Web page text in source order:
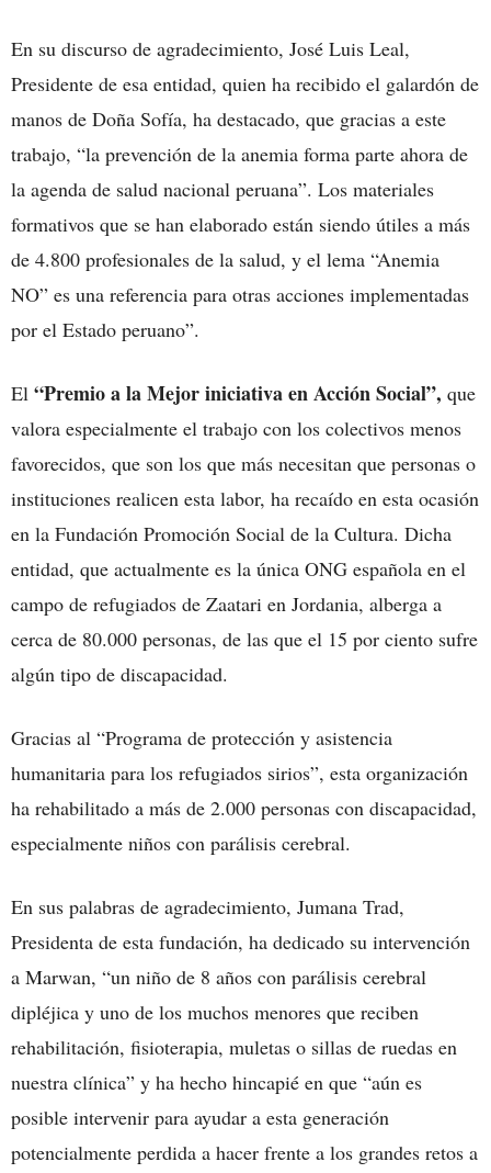
En su discurso de agradecimiento, José Luis Leal,
Presidente de esa entidad, quien ha recibido el galardón de
manos de Doña Sofía, ha destacado, que gracias a este
trabajo, “la prevención de la anemia forma parte ahora de
la agenda de salud nacional peruana”. Los materiales
formativos que se han elaborado están siendo útiles a más
de 4.800 profesionales de la salud, y el lema “Anemia
NO” es una referencia para otras acciones implementadas
por el Estado peruano”.
El “Premio a la Mejor iniciativa en Acción Social”, que
valora especialmente el trabajo con los colectivos menos
favorecidos, que son los que más necesitan que personas o
instituciones realicen esta labor, ha recaído en esta ocasión
en la Fundación Promoción Social de la Cultura. Dicha
entidad, que actualmente es la única ONG española en el
campo de refugiados de Zaatari en Jordania, alberga a
cerca de 80.000 personas, de las que el 15 por ciento sufre
algún tipo de discapacidad.
Gracias al “Programa de protección y asistencia
humanitaria para los refugiados sirios”, esta organización
ha rehabilitado a más de 2.000 personas con discapacidad,
especialmente niños con parálisis cerebral.
En sus palabras de agradecimiento, Jumana Trad,
Presidenta de esta fundación, ha dedicado su intervención
a Marwan, “un niño de 8 años con parálisis cerebral
dipléjica y uno de los muchos menores que reciben
rehabilitación, fisioterapia, muletas o sillas de ruedas en
nuestra clínica” y ha hecho hincapié en que “aún es
posible intervenir para ayudar a esta generación
potencialmente perdida a hacer frente a los grandes retos a